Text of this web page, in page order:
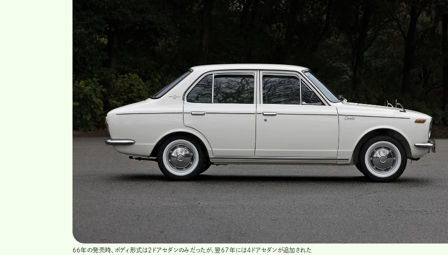
66年の発売時、ボディ形式は2ドアセダンのみだったが、翌67年には4ドアセダンが追加された